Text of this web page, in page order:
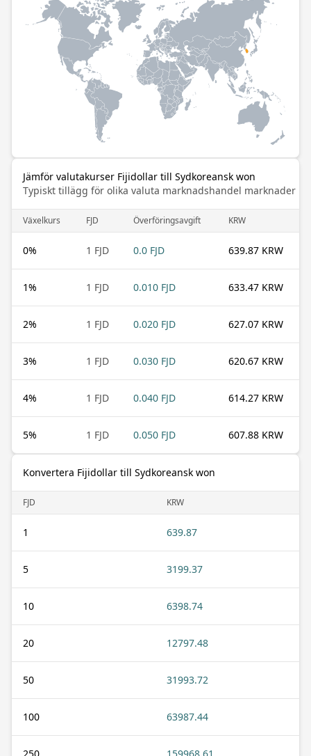
Jämför valutakurser Fijidollar till Sydkoreansk won
Typiskt tillägg för olika valuta marknadshandel marknader
Växelkurs FJD Överföringsavgift KRW
0% 1 FJD 0.0 FJD 639.87 KRW
1% 1 FJD 0.010 FJD 633.47 KRW
2% 1 FJD 0.020 FJD 627.07 KRW
3% 1 FJD 0.030 FJD 620.67 KRW
4% 1 FJD 0.040 FJD 614.27 KRW
5% 1 FJD 0.050 FJD 607.88 KRW
Konvertera Fijidollar till Sydkoreansk won
FJD KRW
1 639.87
5 3199.37
10 6398.74
20 12797.48
50 31993.72
100 63987.44